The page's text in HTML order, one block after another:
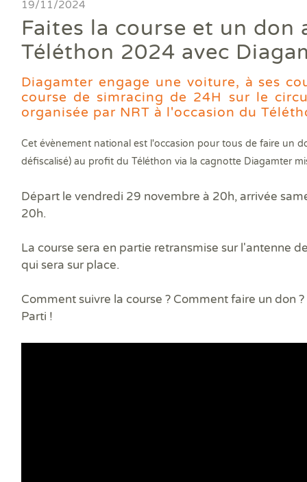
Actualités
Faire un devis
Trouver une agence
Devenir franchisé
Offres d'emploi
Contact
19/11/2024
Faites la course et un don
Téléthon 2024 avec
Diagamter engage une voiture, à ses
course de simracing de 24H sur le
organisée par NRT à l'occasion du
Cet évènement national est l'occasion pour tous de faire un
défiscalisé) au profit du Téléthon via la cagnotte Diagamter
Départ le vendredi 29 novembre à 20h, arrivée
20h.
La course sera en partie retransmise sur l'antenne
qui sera sur place.
Comment suivre la course ? Comment faire un don
Parti !